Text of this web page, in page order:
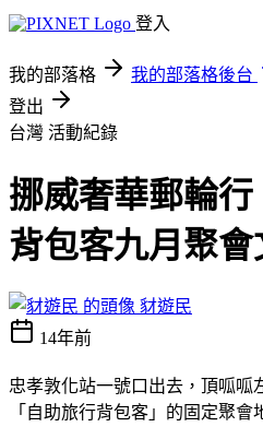
登入
我的部落格 我的部落格後台
登出
台灣 活動紀錄
挪威奢華郵輪
背包客九月聚會
豺遊民
14年前
忠孝敦化站一號口出去，頂呱呱
「自助旅行背包客」的固定聚